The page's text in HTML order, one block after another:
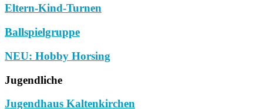
Eltern-Kind-Turnen
Ballspielgruppe
NEU: Hobby Horsing
Jugendliche
Jugendhaus Kaltenkirchen